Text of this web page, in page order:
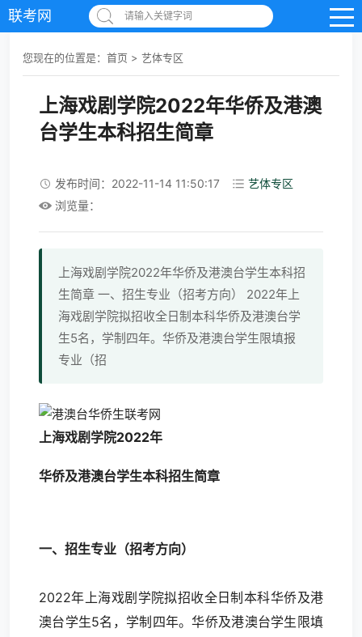
联考网 请输入关键字词
您现在的位置是： 首页 > 艺体专区
上海戏剧学院2022年华侨及港澳
台学生本科招生简章
发布时间：2022-11-14 11:50:17
艺体专区
浏览量：
上海戏剧学院2022年华侨及港澳台学生本科招
生简章 一、招生专业（招考方向） 2022年上
海戏剧学院拟招收全日制本科华侨及港澳台学
生5名，学制四年。华侨及港澳台学生限填报
专业（招
上海戏剧学院2022年
华侨及港澳台学生本科招生简章
一、招生专业（招考方向）
2022年上海戏剧学院拟招收全日制本科华侨及港
澳台学生5名，学制四年。华侨及港澳台学生限填